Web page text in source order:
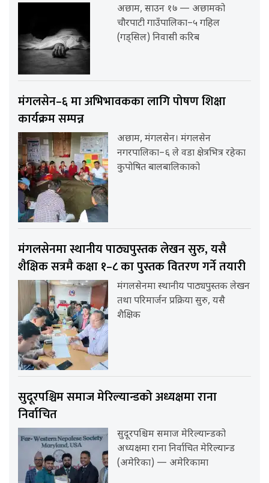
अछाम, साउन १७ — अछामको
चौरपाटी गाउँपालिका–५ गहिल
(गड्सिल) निवासी करिब
मंगलसेन–६ मा अभिभावकका लागि पोषण शिक्षा
कार्यक्रम सम्पन्न
अछाम, मंगलसेन। मंगलसेन
नगरपालिका–६ ले वडा क्षेत्रभित्र रहेका
कुपोषित बालबालिकाको
मंगलसेनमा स्थानीय पाठ्यपुस्तक लेखन सुरु, यसै
शैक्षिक सत्रमै कक्षा १–८ का पुस्तक वितरण गर्ने तयारी
मंगलसेनमा स्थानीय पाठ्यपुस्तक लेखन
तथा परिमार्जन प्रक्रिया सुरु, यसै
शैक्षिक
सुदूरपश्चिम समाज मेरिल्यान्डको अध्यक्षमा राना
निर्वाचित
सुदूरपश्चिम समाज मेरिल्यान्डको
अध्यक्षमा राना निर्वाचित मेरिल्यान्ड
(अमेरिका) — अमेरिकामा